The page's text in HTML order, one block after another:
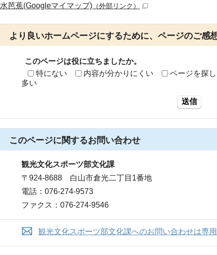
水芭蕉(Googleマイマップ) （外部リンク）
より良いホームページにするために、ページのご感
このページは役に立ちましたか。
特にない
内容が分かりにくい ページを探
多い
送信
このページに関するお問い合わせ
観光文化スポーツ部文化課
〒924-8688 白山市倉光二丁目1番地
電話：076-274-9573
ファクス：076-274-9546
観光文化スポーツ部文化課へのお問い合わせは専